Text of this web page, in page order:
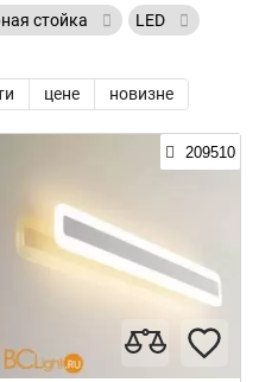
стойка
LED
цене новизне
209510